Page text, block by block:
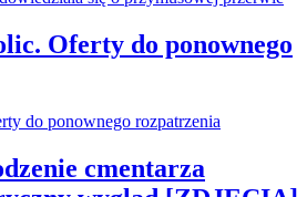
Oferty do ponownego
cmentarza